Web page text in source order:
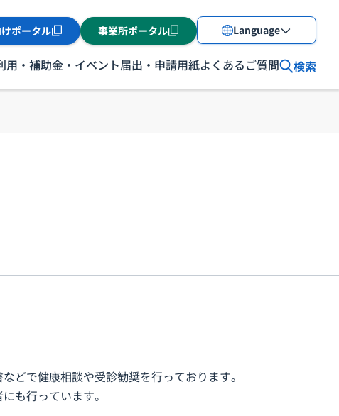
ポータル 事業所ポータル Language
用・補助金・イベント届出・申請用紙よくあるご質問 検索
どで健康相談や受診勧奨を行っております。
も行っています。